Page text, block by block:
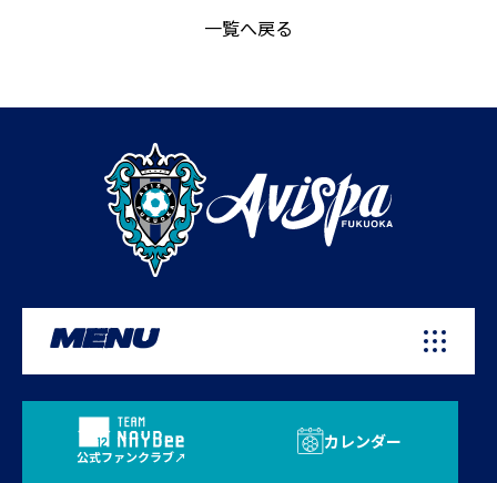
一覧へ戻る
MENU
公式ファンクラブ
カレンダー